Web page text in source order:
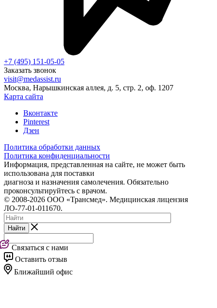
+7 (495) 151-05-05
Заказать звонок
visit@medassist.ru
Москва, Нарышкинская аллея, д. 5, стр. 2, оф. 1207
Карта сайта
Вконтакте
Pinterest
Дзен
Политика обработки данных
Политика конфиденциальности
Информация, представленная на сайте, не может быть
использована для поставки
диагноза и назначения самолечения. Обязательно
проконсультируйтесь с врачом.
© 2008-2026 ООО «Трансмед». Медицинская лицензия
ЛО-77-01-011670.
Найти
Связаться с нами
Оставить отзыв
Ближайший офис